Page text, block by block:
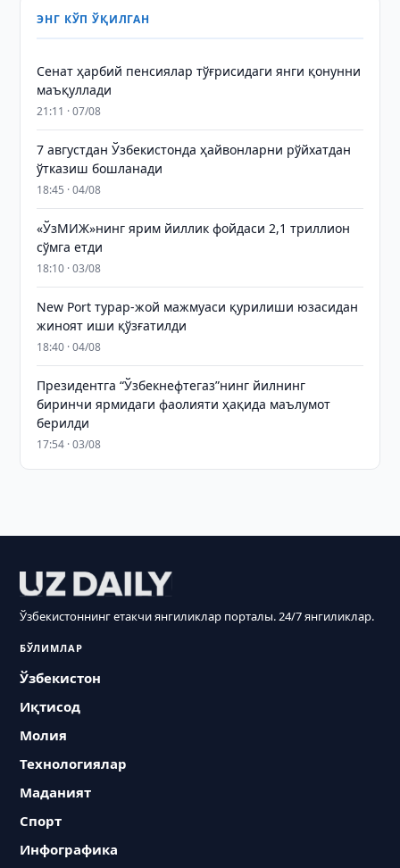
ЭНГ КЎП ЎҚИЛГАН
Сенат ҳарбий пенсиялар тўғрисидаги янги қонунни
маъқуллади
21:11 · 07/08
7 августдан Ўзбекистонда ҳайвонларни рўйхатдан
ўтказиш бошланади
18:45 · 04/08
«ЎзМИЖ»нинг ярим йиллик фойдаси 2,1 триллион
сўмга етди
18:10 · 03/08
New Port турар-жой мажмуаси қурилиши юзасидан
жиноят иши қўзғатилди
18:40 · 04/08
Президентга “Ўзбекнефтегаз”нинг йилнинг
биринчи ярмидаги фаолияти ҳақида маълумот
берилди
17:54 · 03/08
Ўзбекистоннинг етакчи янгиликлар порталы. 24/7 янгиликлар.
БЎЛИМЛАР
Ўзбекистон
Иқтисод
Молия
Технологиялар
Маданият
Спорт
Инфографика